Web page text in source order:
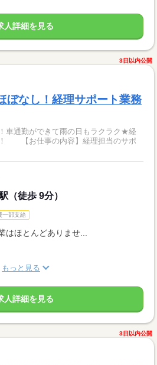
人詳細を見る
3日以内公開
ぼなし！経理サポート業務
車通勤ができて雨の日もラクラク★経
【お仕事の内容】経理担当のサポ
（徒歩 9分）
一部支給
ほとんどありませ...
もっと見る
人詳細を見る
3日以内公開